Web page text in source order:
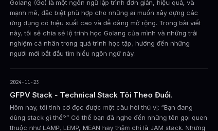
Golang (Go) là một ngôn ngữ lập trình đơn giản, hiệu quả, và
mạnh mẽ, đặc biệt phù hợp cho những ai muốn xây dựng các
ứng dụng có hiệu suất cao và dễ dàng mở rộng. Trong bài viết
này, tôi sẽ chia sẻ lộ trình học Golang của mình và những trải
nghiệm cá nhân trong quá trình học tập, hướng đến những
người mới bắt đầu tìm hiểu ngôn ngữ này.
2024-11-23
GFPV Stack - Technical Stack Tôi Theo Đuổi.
Hôm nay, tôi tình cờ đọc được một câu hỏi thú vị: “Bạn đang
dùng stack gì thế?” Có thể bạn đã nghe đến những tên gọi quen
thuộc như LAMP, LEMP, MEAN hay thậm chí là JAM stack. Nhưng